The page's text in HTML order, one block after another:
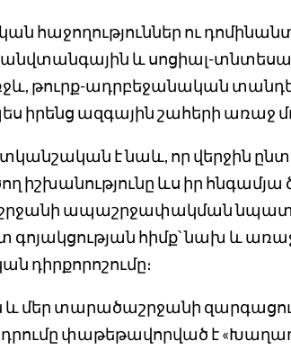
հաջողություններ ու
և սոցիալ-
թուրք-ադրբեջանական
իրենց ազգային շահերի առաջ
է նաև, որ վերջին
իշխանությունը ևս իր հնգամյա
ապաշրջափակման
հիմք՝ նախ և
դիրքորոշումը։
տարածաշրջանի
փաթեթավորված է